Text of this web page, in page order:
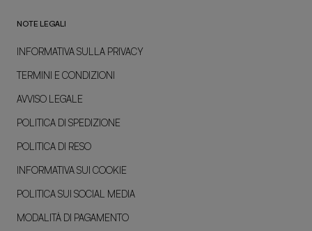
NOTE LEGALI
INFORMATIVA SULLA PRIVACY
TERMINI E CONDIZIONI
AVVISO LEGALE
POLITICA DI SPEDIZIONE
POLITICA DI RESO
INFORMATIVA SUI COOKIE
POLITICA SUI SOCIAL MEDIA
MODALITÀ DI PAGAMENTO